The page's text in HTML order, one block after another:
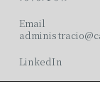
Email
LinkedIn